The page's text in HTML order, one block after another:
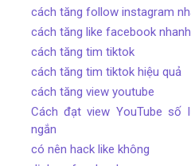
cách tăng follow instagram
cách tăng like facebook
cách tăng tim tiktok
cách tăng tim tiktok hiệu quả
cách tăng view youtube
Cách đạt view YouTube số
ngắn
có nên hack like không